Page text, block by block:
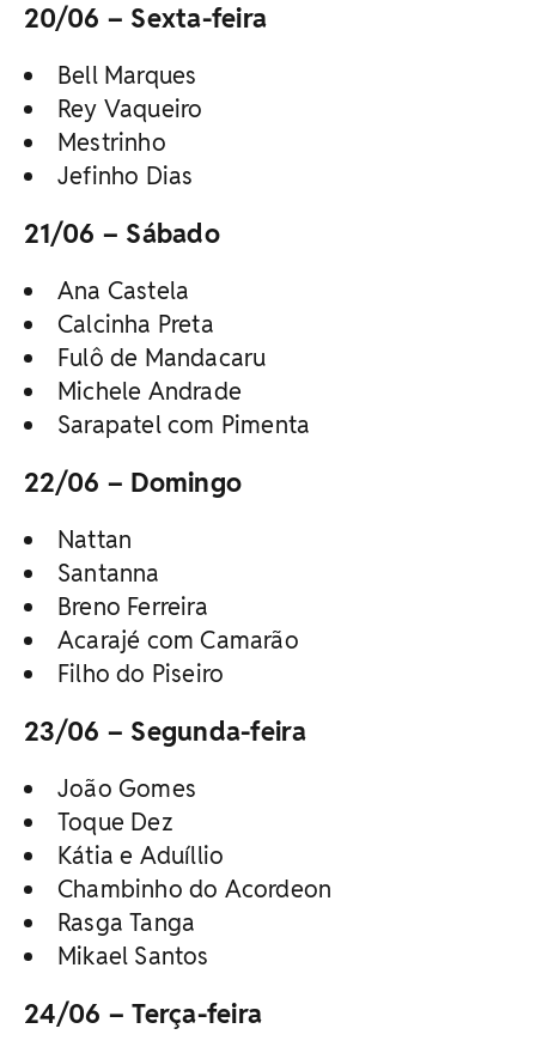
20/06 – Sexta-feira
Bell Marques
Rey Vaqueiro
Mestrinho
Jefinho Dias
21/06 – Sábado
Ana Castela
Calcinha Preta
Fulô de Mandacaru
Michele Andrade
Sarapatel com Pimenta
22/06 – Domingo
Nattan
Santanna
Breno Ferreira
Acarajé com Camarão
Filho do Piseiro
23/06 – Segunda-feira
João Gomes
Toque Dez
Kátia e Aduíllio
Chambinho do Acordeon
Rasga Tanga
Mikael Santos
24/06 – Terça-feira